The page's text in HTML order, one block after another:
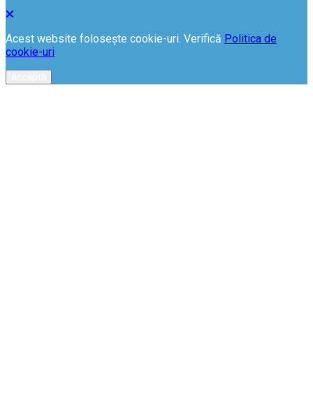
Acest website folosește cookie-uri. Verifică Politica de
cookie-uri